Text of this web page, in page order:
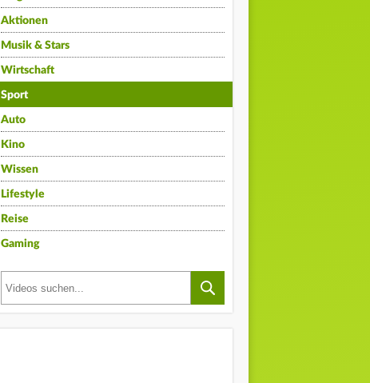
Aktionen
Musik & Stars
Wirtschaft
Sport
Auto
Kino
Wissen
Lifestyle
Reise
Gaming